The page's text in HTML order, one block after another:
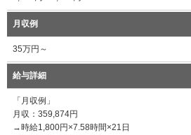
月収例
35万円～
給与詳細
「月収例」
月収：359,874円
→時給1,800円×7.58時間×21日